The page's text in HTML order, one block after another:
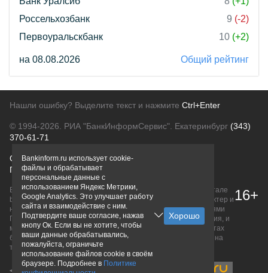
Россельхозбанк
9 (-2)
Первоуральскбанк
10 (+2)
на 08.08.2026 Общий рейтинг
Нашли ошибку? Выделите текст и нажмите Ctrl+Enter
© 1994-2026. РИА "БанкИнформСервис". Екатеринбург (343)
370-61-71
О проектеПолитика конфиденциальности
Правовая информацияДля рекламодателей
Вся информация о продуктах банков, размещенная на портале
bankinform.ru, носит исключительно ознакомительный характер и
не является публичной офертой, определяемой положениями
ГК РФ. Информация не содержит точного и полного описания, и
может быть изменена. Конечные условия уточняйте на сайтах
банков или при личном обращении. Исключительное право на
товарные знаки принадлежит их правообладателям.
16+
Bankinform.ru использует cookie-
файлы и обрабатывает
персональные данные с
использованием Яндекс Метрики,
Google Analytics. Это улучшает работу
сайта и взаимодействие с ним.
Подтвердите ваше согласие, нажав
кнопу Ок. Если вы не хотите, чтобы
ваши данные обрабатывались,
пожалуйста, ограничьте
использование файлов cookie в своём
браузере. Подробнее в Политике